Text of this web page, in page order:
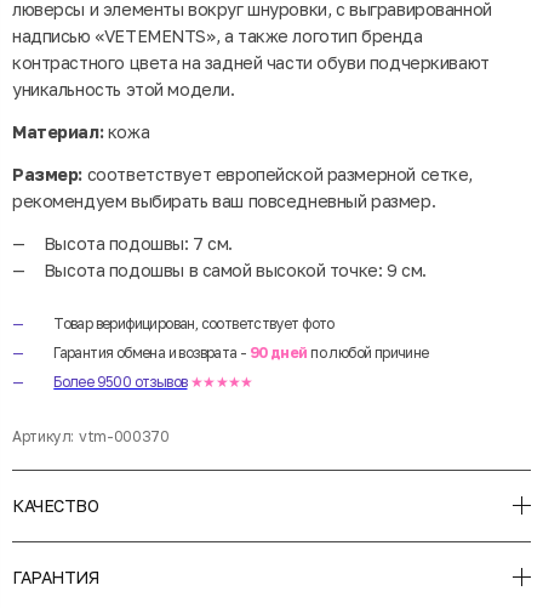
люверсы и элементы вокруг шнуровки, с выгравированной
надписью «VETEMENTS», а также логотип бренда
контрастного цвета на задней части обуви подчеркивают
уникальность этой модели.
Материал:кожа
Размер: соответствует европейской размерной сетке,
рекомендуем выбирать ваш повседневный размер.
Высота подошвы: 7 см.
Высота подошвы в самой высокой точке: 9 см.
Товар верифицирован, соответствует фото
Гарантия обмена и возврата - 90 дней по любой причине
Более 9500 отзывов ★★★★★
Артикул: vtm-000370
КАЧЕСТВО
ГАРАНТИЯ